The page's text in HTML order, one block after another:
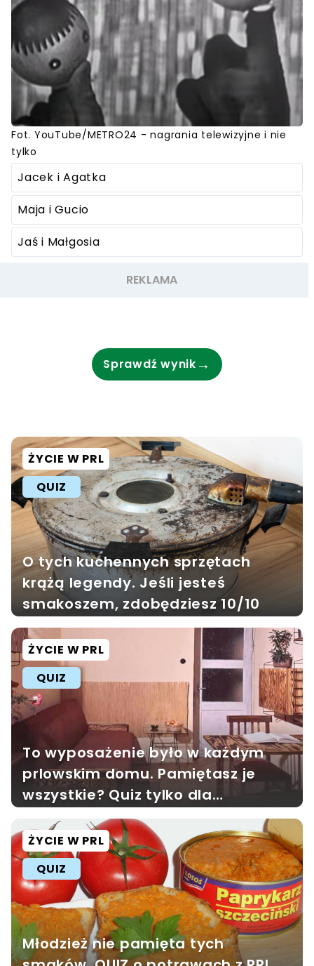
Fot. YouTube/METRO24 - nagrania telewizyjne i nie
tylko
Jacek i Agatka
Maja i Gucio
Jaś i Małgosia
Sprawdź wynik →
ŻYCIE W PRL
QUIZ
O tych kuchennych sprzętach
krążą legendy. Jeśli jesteś
smakoszem, zdobędziesz 10/10
ŻYCIE W PRL
QUIZ
To wyposażenie było w każdym
prlowskim domu. Pamiętasz je
wszystkie? Quiz tylko dla
ekspertów
ŻYCIE W PRL
QUIZ
Młodzież nie pamięta tych